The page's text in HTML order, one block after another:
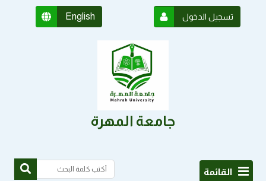
English تسجيل الدخول
جامعة المهرة
القائمة